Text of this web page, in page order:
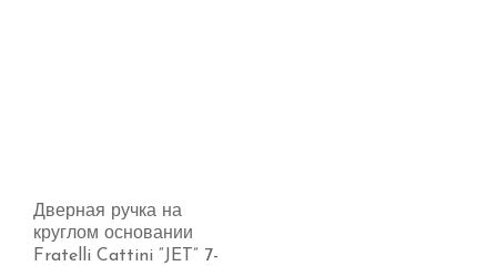
Дверная ручка на
круглом основании
Fratelli Cattini “JET” 7-